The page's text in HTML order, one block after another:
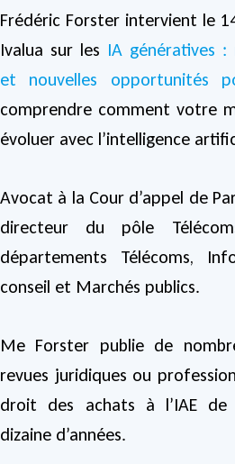
Frédéric Forster intervient le
Ivalua sur les IA génératives :
et nouvelles opportunités
comprendre comment votre
évoluer avec l’intelligence
Avocat à la Cour d’appel de
directeur du pôle
départements Télécoms,
conseil et Marchés publics.
Me Forster publie de
revues juridiques ou
droit des achats à l’IAE de
dizaine d’années.